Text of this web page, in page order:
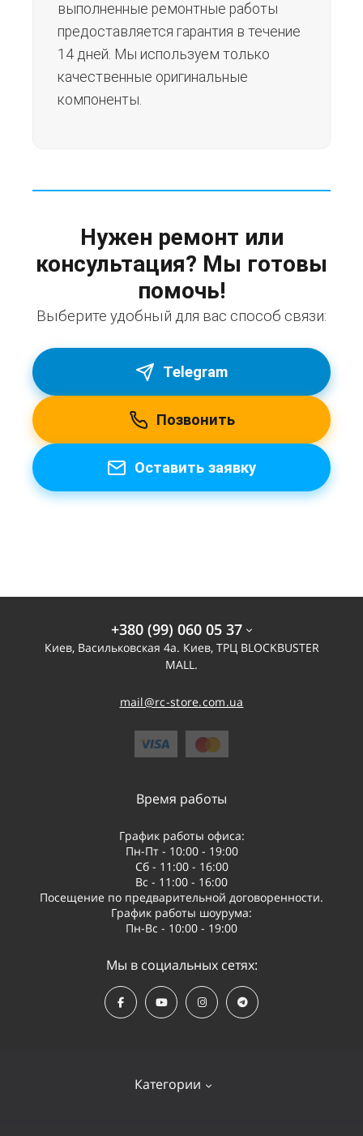
выполненные ремонтные работы
предоставляется гарантия в течение
14 дней. Мы используем только
качественные оригинальные
компоненты.
Нужен ремонт или
консультация? Мы готовы
помочь!
Выберите удобный для вас способ связи:
Telegram
Позвонить
Оставить заявку
+380 (99) 060 05 37
Киев, Васильковская 4а. Киев, ТРЦ BLOCKBUSTER
MALL.
mail@rc-store.com.ua
Категории
Время работы
График работы офиса:
Пн-Пт - 10:00 - 19:00
Сб - 11:00 - 16:00
Вс - 11:00 - 16:00
Посещение по предварительной договоренности.
График работы шоурума:
Пн-Вс - 10:00 - 19:00
Мы в социальных сетях: